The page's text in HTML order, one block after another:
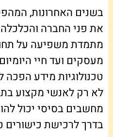
בשנים האחרונות,
את פני החברה
מתמדת משפיעה על
מעסקים ועד חיי
טכנולוגיות מידע הפכה
לא רק לאנשי מקצוע
מחשבים בסיסי יכול
בדרך לרכישת כישורים